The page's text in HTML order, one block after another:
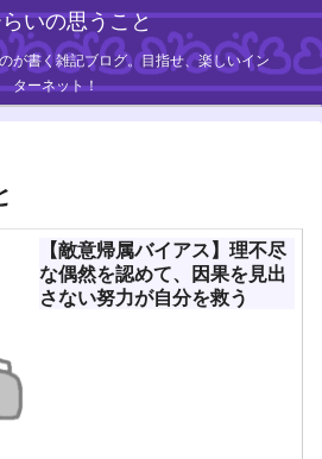
いの思うこと
が書く雑記ブログ。目指せ、楽しいイン
ターネット！
【敵意帰属バイアス】理不尽
な偶然を認めて、因果を見出
さない努力が自分を救う